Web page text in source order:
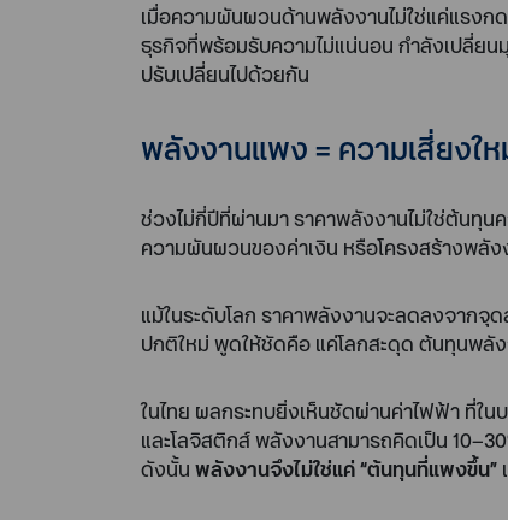
เมื่อความผันผวนด้านพลังงานไม่ใช่แค่แรงก
ธุรกิจที่พร้อมรับความไม่แน่นอน กำลังเปลี่ยน
ปรับเปลี่ยนไปด้วยกัน
พลังงานแพง = ความเสี่ยงใ
ช่วงไม่กี่ปีที่ผ่านมา ราคาพลังงานไม่ใช่ต้นทุน
ความผันผวนของค่าเงิน หรือโครงสร้างพลั
แม้ในระดับโลก ราคาพลังงานจะลดลงจาก
ปกติใหม่ พูดให้ชัดคือ แค่โลกสะดุด ต้นทุนพลั
ในไทย ผลกระทบยิ่งเห็นชัดผ่านค่าไฟฟ้า ที่ใ
และโลจิสติกส์ พลังงานสามารถคิดเป็น
ดังนั้น พลังงานจึงไม่ใช่แค่ “ต้นทุนที่แพงขึ้น”